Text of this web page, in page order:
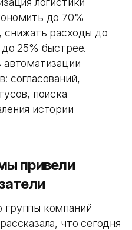
до 70%
снижать расходы до
25% быстрее.
автоматизации
согласований,
поиска
истории
привели
компаний
что сегодня